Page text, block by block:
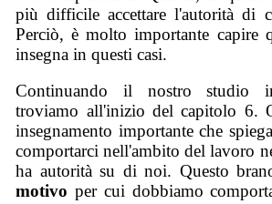
più difficile accettare l'autorità di
Perciò, è molto importante capire
insegna in questi casi.
Continuando il nostro studio
troviamo all'inizio del capitolo 6.
insegnamento importante che
comportarci nell'ambito del lavoro
ha autorità su di noi. Questo
motivoper cui dobbiamo